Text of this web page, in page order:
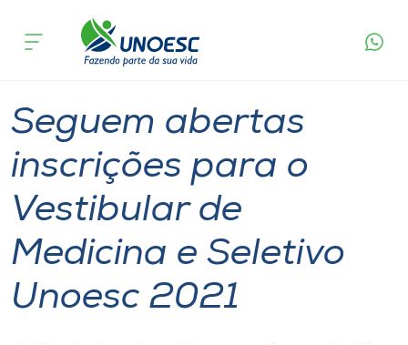
Cursos
Pesquisa
Atendimento ao Estudante
Portal de Ensino
acontece
Seguem abertas
inscrições para o
Vestibular de
Medicina e Seletivo
Unoesc 2021